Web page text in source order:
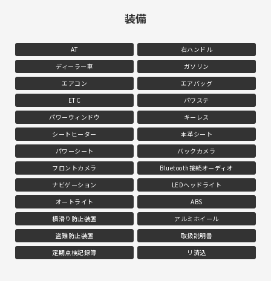
装備
AT
右ハンドル
ディーラー車
ガソリン
エアコン
エアバッグ
ETC
パワステ
パワーウィンドウ
キーレス
シートヒーター
本革シート
パワーシート
バックカメラ
フロントカメラ
Bluetooth接続オーディオ
ナビゲーション
LEDヘッドライト
オートライト
ABS
横滑り防止装置
アルミホイール
盗難防止装置
取扱説明書
定期点検記録簿
リ済込